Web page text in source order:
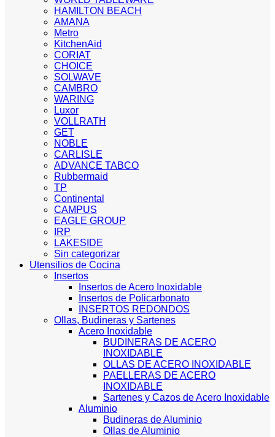
HAMILTON BEACH
AMANA
Metro
KitchenAid
CORIAT
CHOICE
SOLWAVE
CAMBRO
WARING
Luxor
VOLLRATH
GET
NOBLE
CARLISLE
ADVANCE TABCO
Rubbermaid
TP
Continental
CAMPUS
EAGLE GROUP
IRP
LAKESIDE
Sin categorizar
Utensilios de Cocina
Insertos
Insertos de Acero Inoxidable
Insertos de Policarbonato
INSERTOS REDONDOS
Ollas, Budineras y Sartenes
Acero Inoxidable
BUDINERAS DE ACERO
INOXIDABLE
OLLAS DE ACERO INOXIDABLE
PAELLERAS DE ACERO
INOXIDABLE
Sartenes y Cazos de Acero Inoxidable
Aluminio
Budineras de Aluminio
Ollas de Aluminio